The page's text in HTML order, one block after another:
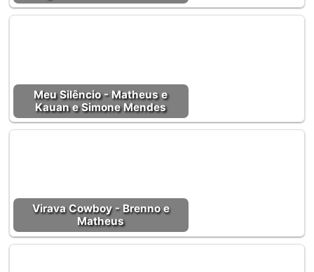
Meu Silêncio - Matheus e
Kauan e Simone Mendes
Virava Cowboy - Brenno e
Matheus